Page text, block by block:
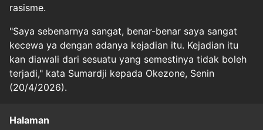
rasisme.
"Saya sebenarnya sangat, benar-benar saya sangat
kecewa ya dengan adanya kejadian itu. Kejadian itu
kan diawali dari sesuatu yang semestinya tidak boleh
terjadi," kata Sumardji kepada Okezone, Senin
(20/4/2026).
Halaman